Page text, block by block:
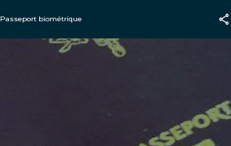
Passeport biométrique